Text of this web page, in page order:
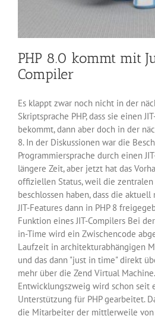
PHP 8.0 kommt mit
Compiler
Es klappt zwar noch nicht in der
Skriptsprache PHP, dass sie einen
bekommt, dann aber doch in der
8. In der Diskussionen war die
Programmiersprache durch einen
längere Zeit, aber jetzt hat das
offiziellen Status, weil die zentralen
beschlossen haben, dass die
JIT-Features dann in PHP 8
Funktion eines JIT-Compilers Bei
in-Time wird ein Zwischencode
Laufzeit in architekturabhängigen
und das dann "just in time" direkt
mehr über die Zend Virtual
Entwicklungszweig wird schon seit
Unterstützung für PHP gearbeitet.
die Mitarbeiter der mittlerweile von